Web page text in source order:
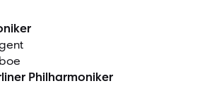
Philharmoniker